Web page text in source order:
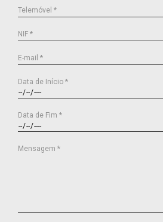
Telemóvel *
NIF *
E-mail *
Data de Início *
Data de Fim *
Mensagem *